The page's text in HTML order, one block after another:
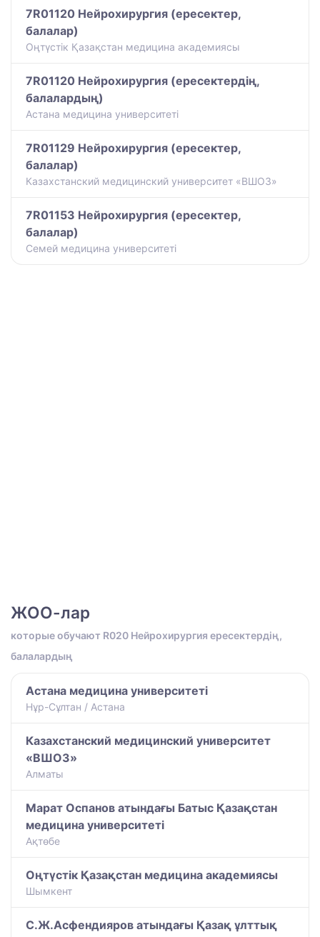
7R01120 Нейрохирургия (ересектер,
балалар)
Оңтүстік Қазақстан медицина академиясы
7R01120 Нейрохирургия (ересектердің,
балалардың)
Астана медицина университеті
7R01129 Нейрохирургия (ересектер,
балалар)
Казахстанский медицинский университет «ВШОЗ»
7R01153 Нейрохирургия (ересектер,
балалар)
Семей медицина университеті
ЖОО-лар
которые обучают R020 Нейрохирургия ересектердің,
балалардың
Астана медицина университеті
Нұр-Сұлтан / Астана
Казахстанский медицинский университет
«ВШОЗ»
Алматы
Марат Оспанов атындағы Батыс Қазақстан
медицина университеті
Ақтөбе
Оңтүстік Қазақстан медицина академиясы
Шымкент
С.Ж.Асфендияров атындағы Қазақ ұлттық